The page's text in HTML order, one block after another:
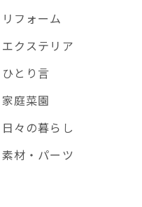
リフォーム
エクステリア
ひとり言
家庭菜園
日々の暮らし
素材・パーツ